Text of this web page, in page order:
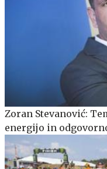
Zoran Stevanović:
energijo in